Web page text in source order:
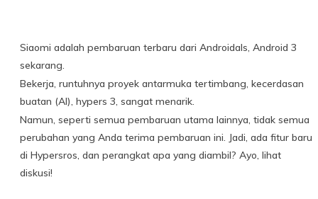
Siaomi adalah pembaruan terbaru dari Androidals, Android 3
sekarang.
Bekerja, runtuhnya proyek antarmuka tertimbang, kecerdasan
buatan (AI), hypers 3, sangat menarik.
Namun, seperti semua pembaruan utama lainnya, tidak semua
perubahan yang Anda terima pembaruan ini. Jadi, ada fitur baru
di Hypersros, dan perangkat apa yang diambil? Ayo, lihat
diskusi!